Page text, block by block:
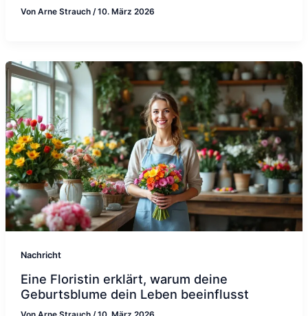
Von Arne Strauch /10. März 2026
Nachricht
Eine Floristin erklärt, warum deine
Geburtsblume dein Leben beeinflusst